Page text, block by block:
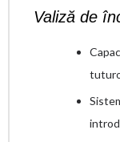
Valiză de